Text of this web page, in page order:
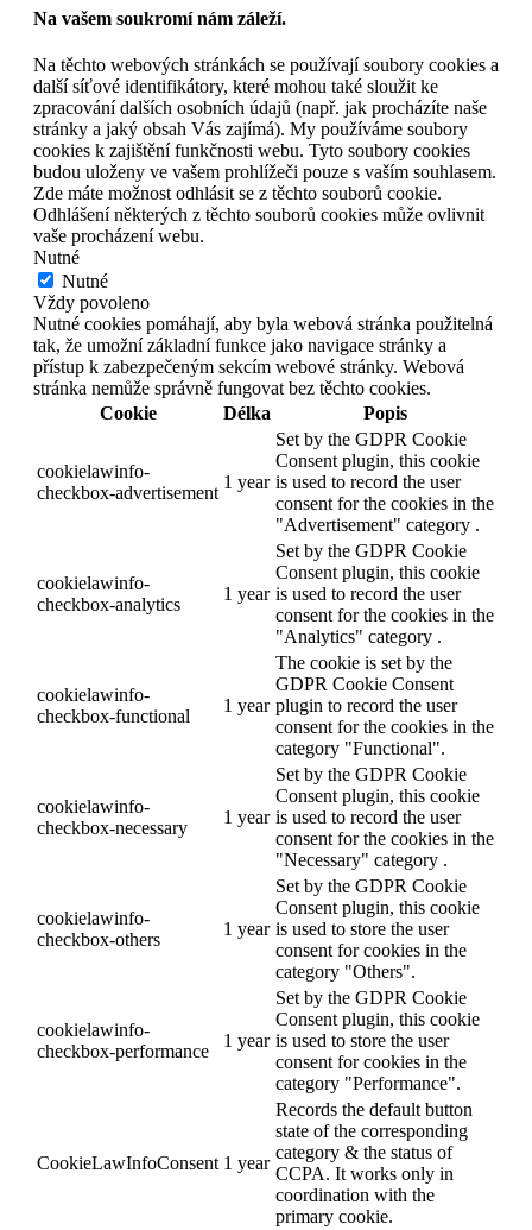
Na vašem soukromí nám záleží.
Na těchto webových stránkách se používají soubory cookies a
další síťové identifikátory, které mohou také sloužit ke
zpracování dalších osobních údajů (např. jak procházíte naše
stránky a jaký obsah Vás zajímá). My používáme soubory
cookies k zajištění funkčnosti webu. Tyto soubory cookies
budou uloženy ve vašem prohlížeči pouze s vaším souhlasem.
Zde máte možnost odhlásit se z těchto souborů cookie.
Odhlášení některých z těchto souborů cookies může ovlivnit
vaše procházení webu.
Nutné
Nutné
Vždy povoleno
Nutné cookies pomáhají, aby byla webová stránka použitelná
tak, že umožní základní funkce jako navigace stránky a
přístup k zabezpečeným sekcím webové stránky. Webová
stránka nemůže správně fungovat bez těchto cookies.
Cookie
Délka Popis
cookielawinfo-
checkbox-advertisement
1 year
Set by the GDPR Cookie
Consent plugin, this cookie
is used to record the user
consent for the cookies in the
"Advertisement" category .
cookielawinfo-
checkbox-analytics
1 year
Set by the GDPR Cookie
Consent plugin, this cookie
is used to record the user
consent for the cookies in the
"Analytics" category .
cookielawinfo-
checkbox-functional
1 year
The cookie is set by the
GDPR Cookie Consent
plugin to record the user
consent for the cookies in the
category "Functional".
cookielawinfo-
checkbox-necessary
1 year
Set by the GDPR Cookie
Consent plugin, this cookie
is used to record the user
consent for the cookies in the
"Necessary" category .
cookielawinfo-
checkbox-others
1 year
Set by the GDPR Cookie
Consent plugin, this cookie
is used to store the user
consent for cookies in the
category "Others".
cookielawinfo-
checkbox-performance
1 year
Set by the GDPR Cookie
Consent plugin, this cookie
is used to store the user
consent for cookies in the
category "Performance".
CookieLawInfoConsent 1 year
Records the default button
state of the corresponding
category & the status of
CCPA. It works only in
coordination with the
primary cookie.